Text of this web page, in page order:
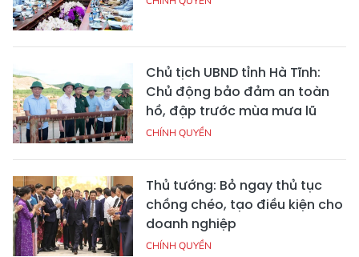
Chủ tịch UBND tỉnh Hà Tĩnh:
Chủ động bảo đảm an toàn
hồ, đập trước mùa mưa lũ
CHÍNH QUYỀN
Thủ tướng: Bỏ ngay thủ tục
chồng chéo, tạo điều kiện cho
doanh nghiệp
CHÍNH QUYỀN